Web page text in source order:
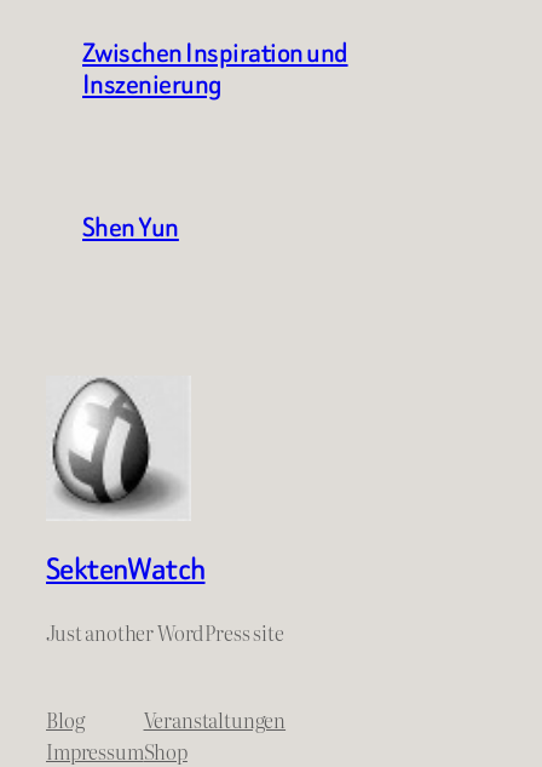
Zwischen Inspiration und
Inszenierung
Shen Yun
SektenWatch
Just another WordPress site
Blog
Impressum
Veranstaltungen
Shop